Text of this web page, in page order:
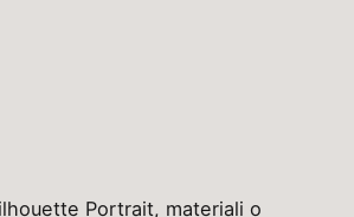
Portrait, materiali o